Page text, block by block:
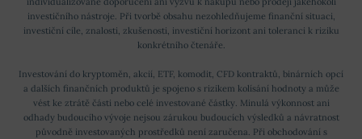
investičního nástroje. Při tvorbě obsahu nezohledňujeme finanční situaci,
investiční cíle, znalosti, zkušenosti, investiční horizont ani toleranci k riziku
konkrétního čtenáře.
Investování do kryptoměn, akcií, ETF, komodit, CFD kontraktů, binárních opcí
a dalších finančních produktů je spojeno s rizikem kolísání hodnoty a může
vést ke ztrátě části nebo celé investované částky. Minulá výkonnost ani
odhady budoucího vývoje nejsou zárukou budoucích výsledků a návratnost
původně investovaných prostředků není zaručena. Při obchodování s